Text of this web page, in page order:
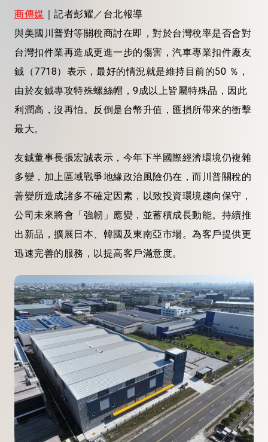
商傳媒 ｜記者彭耀／台北報導
與美國川普對等關稅商討在即，對於台灣稅率是否會對
台灣扣件業再造成更進一步的傷害，汽車專業扣件廠友
鋮（7718）表示，最好的情況就是維持目前的50 ％，
由於友鋮專攻特殊螺絲帽，9成以上皆屬特殊品，因此
利潤高，沒再怕。反倒是台幣升值，匯損所帶來的衝擊
最大。
友鋮董事長張宏誠表示，今年下半國際經濟環境仍複雜
多變，加上區域戰爭地緣政治風險仍在，而川普關稅的
善變所造成諸多不確定因素，以致投資環境趨向保守，
公司未來將會「強韌」應變，並蓄積成長動能。持續推
出新品，擴展日本、韓國及東南亞市場。為客戶提供更
迅速完善的服務，以提高客戶滿意度。